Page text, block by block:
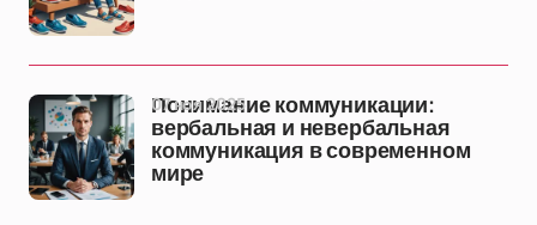
Понимание коммуникации:
вербальная и невербальная
коммуникация в современном
мире
07 ноя 2025